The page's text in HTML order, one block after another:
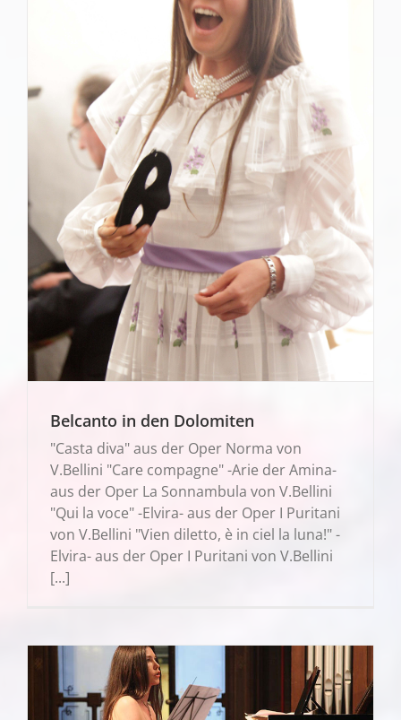
Belcanto in den Dolomiten
"Casta diva" aus der Oper Norma von
V.Bellini "Care compagne" -Arie der Amina-
aus der Oper La Sonnambula von V.Bellini
"Qui la voce" -Elvira- aus der Oper I Puritani
von V.Bellini "Vien diletto, è in ciel la luna!" -
Elvira- aus der Oper I Puritani von V.Bellini
[...]